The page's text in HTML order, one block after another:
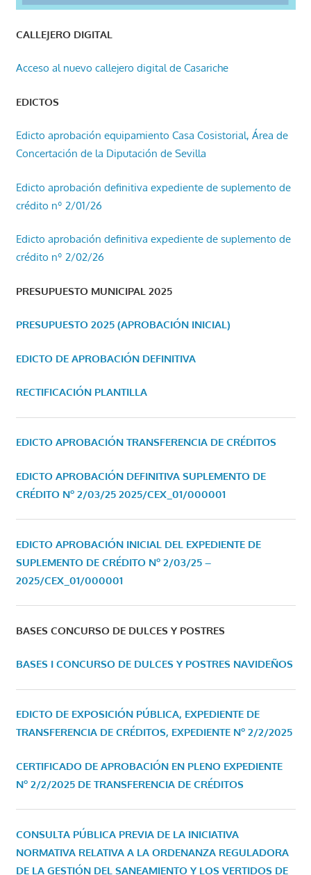
CALLEJERO DIGITAL
Acceso al nuevo callejero digital de Casariche
EDICTOS
Edicto aprobación equipamiento Casa Cosistorial, Área de
Concertación de la Diputación de Sevilla
Edicto aprobación definitiva expediente de suplemento de
crédito nº 2/01/26
Edicto aprobación definitiva expediente de suplemento de
crédito nº 2/02/26
PRESUPUESTO MUNICIPAL 2025
PRESUPUESTO 2025 (APROBACIÓN INICIAL)
EDICTO DE APROBACIÓN DEFINITIVA
RECTIFICACIÓN PLANTILLA
EDICTO APROBACIÓN TRANSFERENCIA DE CRÉDITOS
EDICTO APROBACIÓN DEFINITIVA SUPLEMENTO DE
CRÉDITO Nº 2/03/25 2025/CEX_01/000001
EDICTO APROBACIÓN INICIAL DEL EXPEDIENTE DE
SUPLEMENTO DE CRÉDITO Nº 2/03/25 –
2025/CEX_01/000001
BASES CONCURSO DE DULCES Y POSTRES
BASES I CONCURSO DE DULCES Y POSTRES NAVIDEÑOS
EDICTO DE EXPOSICIÓN PÚBLICA, EXPEDIENTE DE
TRANSFERENCIA DE CRÉDITOS, EXPEDIENTE Nº 2/2/2025
CERTIFICADO DE APROBACIÓN EN PLENO EXPEDIENTE
Nº 2/2/2025 DE TRANSFERENCIA DE CRÉDITOS
CONSULTA PÚBLICA PREVIA DE LA INICIATIVA
NORMATIVA RELATIVA A LA ORDENANZA REGULADORA
DE LA GESTIÓN DEL SANEAMIENTO Y LOS VERTIDOS DE